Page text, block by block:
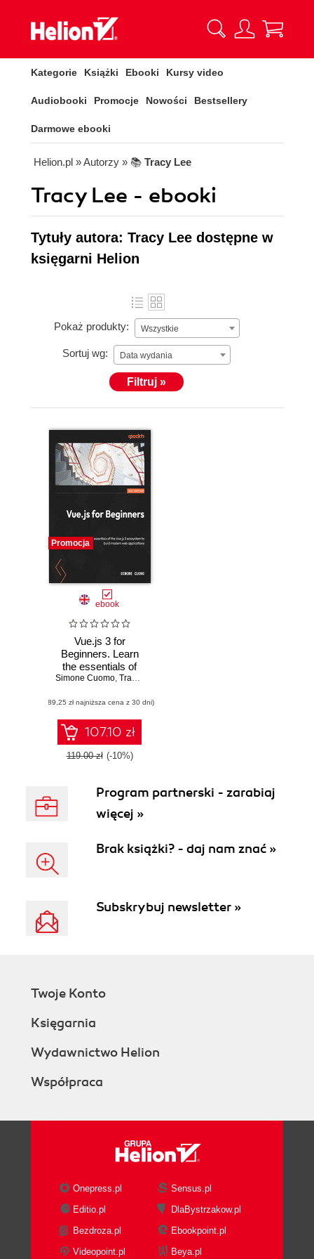
Kategorie Książki Ebooki Kursy video
Audiobooki Promocje Nowości Bestsellery
Darmowe ebooki
Helion.pl » Autorzy » 📚 Tracy Lee
Tracy Lee - ebooki
Tytuły autora: Tracy Lee dostępne w
księgarni Helion
Pokaż produkty: Wszystkie
Sortuj wg: Data wydania
Filtruj »
Promocja
ebook
Vue.js 3 for
Beginners. Learn
the essentials of
Vue.js 3 and its
modern web
applications
Simone Cuomo, Tracy Lee
(89,25 zł najniższa cena z 30 dni)
107.10 zł
119.00 zł (-10%)
Program partnerski - zarabiaj
więcej »
Brak książki? - daj nam znać »
Subskrybuj newsletter »
Twoje Konto
Księgarnia
Wydawnictwo Helion
Współpraca
Onepress.pl
Sensus.pl
Editio.pl
DlaBystrzakow.pl
Bezdroza.pl
Ebookpoint.pl
Videopoint.pl
Beya.pl